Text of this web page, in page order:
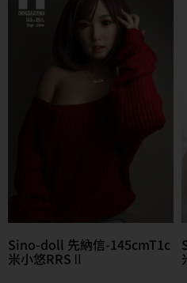
Sino-doll 先納信-145cmT1c
米小悠RRSⅡ